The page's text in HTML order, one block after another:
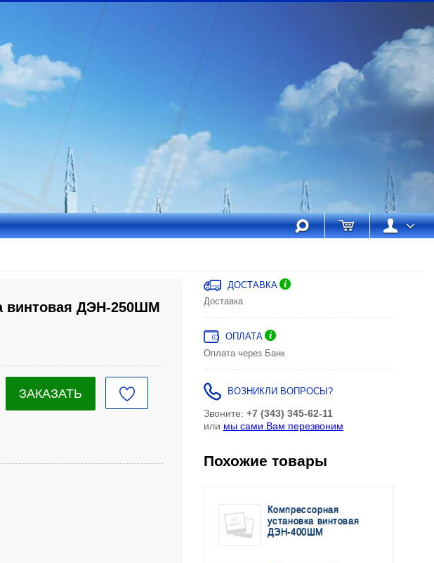
винтовая ДЭН-250ШМ
ЗАКАЗАТЬ
ДОСТАВКА
Доставка
ОПЛАТА
Оплата через Банк
ВОЗНИКЛИ ВОПРОСЫ?
Звоните: +7 (343) 345-62-11
или мы сами Вам перезвоним
Похожие товары
Компрессорная
установка винтовая
ДЭН-400ШМ